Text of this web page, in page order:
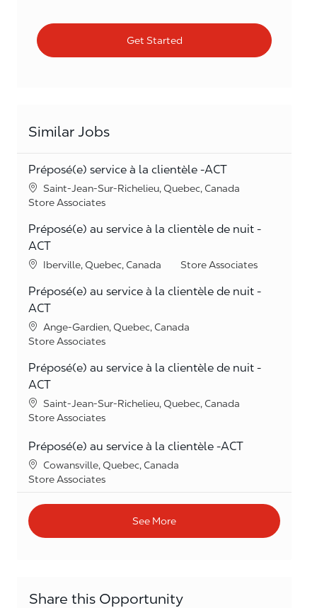
Get Started
Similar Jobs
Préposé(e) service à la clientèle -ACT
Location
Saint-Jean-Sur-Richelieu, Quebec, Canada
Category
Store Associates
Préposé(e) au service à la clientèle de nuit -
ACT
Location
Iberville, Quebec, Canada Category
Store Associates
Préposé(e) au service à la clientèle de nuit -
ACT
Location
Ange-Gardien, Quebec, Canada
Category
Store Associates
Préposé(e) au service à la clientèle de nuit -
ACT
Location
Saint-Jean-Sur-Richelieu, Quebec, Canada
Category
Store Associates
Préposé(e) au service à la clientèle -ACT
Location
Cowansville, Quebec, Canada
Category
Store Associates
See More
Share this Opportunity